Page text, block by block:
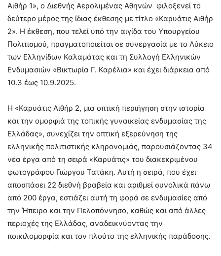
Αιθήρ 1», ο Διεθνής Αερολιμένας Αθηνών φιλοξενεί το
δεύτερο μέρος της ίδιας έκθεσης με τίτλο «Καρυάτις Αιθήρ
2». Η έκθεση, που τελεί υπό την αιγίδα του Υπουργείου
Πολιτισμού, πραγματοποιείται σε συνεργασία με το Λύκειο
των Ελληνίδων Καλαμάτας και τη Συλλογή Ελληνικών
Ενδυμασιών «Βικτωρία Γ. Καρέλια» και έχει διάρκεια από
10.3 έως 10.9.2025.
Η «Καρυάτις Αιθήρ 2, μια οπτική περιήγηση στην ιστορία
και την ομορφιά της τοπικής γυναικείας ενδυμασίας της
Ελλάδας», συνεχίζει την οπτική εξερεύνηση της
ελληνικής πολιτιστικής κληρονομιάς, παρουσιάζοντας 34
νέα έργα από τη σειρά «Καρυάτις» του διακεκριμένου
φωτογράφου Γιώργου Τατάκη. Αυτή η σειρά, που έχει
αποσπάσει 22 διεθνή βραβεία και αριθμεί συνολικά πάνω
από 200 έργα, εστιάζει αυτή τη φορά σε ενδυμασίες από
την Ήπειρο και την Πελοπόννησο, καθώς και από άλλες
περιοχές της Ελλάδας, αναδεικνύοντας την
ποικιλομορφία και τον πλούτο της ελληνικής παράδοσης.